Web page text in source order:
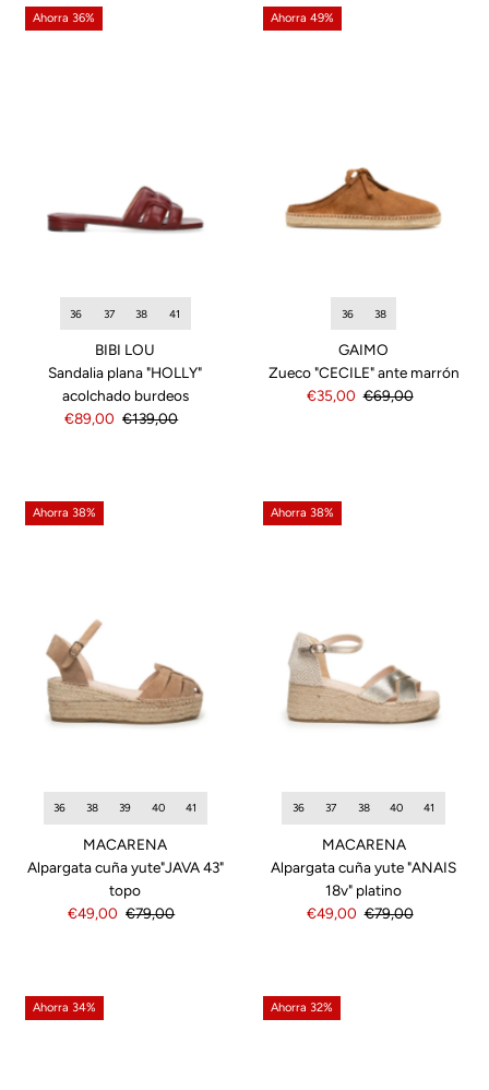
Ahorra 36%
36 37 38 41
BIBI LOU
Sandalia plana "HOLLY"
acolchado burdeos
Precio
€89,00 Precio
€139,00
Ahorra 49%
36 38
GAIMO
Zueco "CECILE" ante marrón
Precio
€35,00 Precio
€69,00
Ahorra 38%
36 38 39 40 41
MACARENA
Alpargata cuña yute"JAVA 43"
topo
Precio
€49,00 Precio
€79,00
Ahorra 38%
36 37 38 40 41
MACARENA
Alpargata cuña yute "ANAIS
18v" platino
Precio
€49,00 Precio
€79,00
Ahorra 34% Ahorra 32%